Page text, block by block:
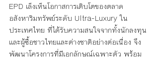
EPD เล็งเห็นโอกาสการเติบโตของตลาด
อสังหาริมทรัพย์ระดับ Ultra-Luxury ใน
ประเทศไทย ที่ได้รับความสนใจจากทั้งนักลงทุน
และผู้ซื้อชาวไทยและต่างชาติอย่างต่อเนื่อง จึง
พัฒนาโครงการที่มีเอกลักษณ์เฉพาะตัว พร้อม